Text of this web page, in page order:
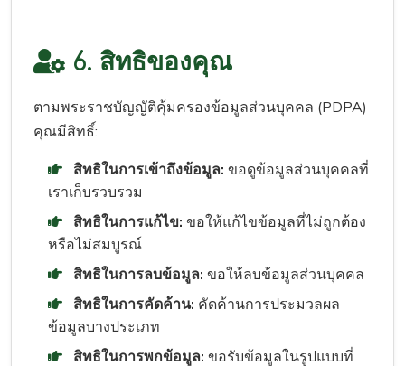
6. สิทธิของคุณ
ตามพระราชบัญญัติคุ้มครองข้อมูลส่วนบุคคล (PDPA)
คุณมีสิทธิ์:
สิทธิในการเข้าถึงข้อมูล: ขอดูข้อมูลส่วนบุคคลที่
เราเก็บรวบรวม
สิทธิในการแก้ไข: ขอให้แก้ไขข้อมูลที่ไม่ถูกต้อง
หรือไม่สมบูรณ์
สิทธิในการลบข้อมูล: ขอให้ลบข้อมูลส่วนบุคคล
สิทธิในการคัดค้าน: คัดค้านการประมวลผล
ข้อมูลบางประเภท
สิทธิในการพกข้อมูล: ขอรับข้อมูลในรูปแบบที่